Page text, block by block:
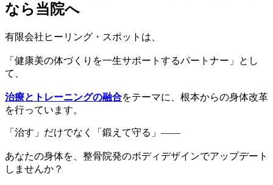
なら当院へ
有限会社ヒーリング・スポットは、
「健康美の体づくりを一生サポートするパートナー」とし
て、
治療とトレーニングの融合をテーマに、根本からの身体改革
を行っています。
「治す」だけでなく「鍛えて守る」――
あなたの身体を、整骨院発のボディデザインでアップデート
しませんか？